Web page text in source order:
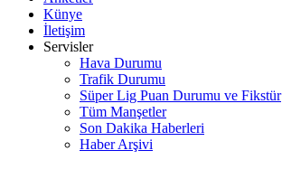
Künye
İletişim
Servisler
Hava Durumu
Trafik Durumu
Süper Lig Puan Durumu ve Fikstür
Tüm Manşetler
Son Dakika Haberleri
Haber Arşivi